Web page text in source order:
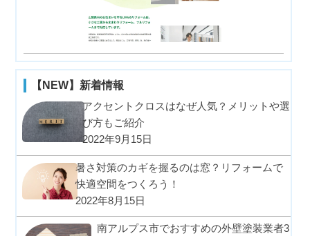
【NEW】新着情報
アクセントクロスはなぜ人気？メリットや選
び方もご紹介
2022年9月15日
暑さ対策のカギを握るのは窓？リフォームで
快適空間をつくろう！
2022年8月15日
南アルプス市でおすすめの外壁塗装業者3